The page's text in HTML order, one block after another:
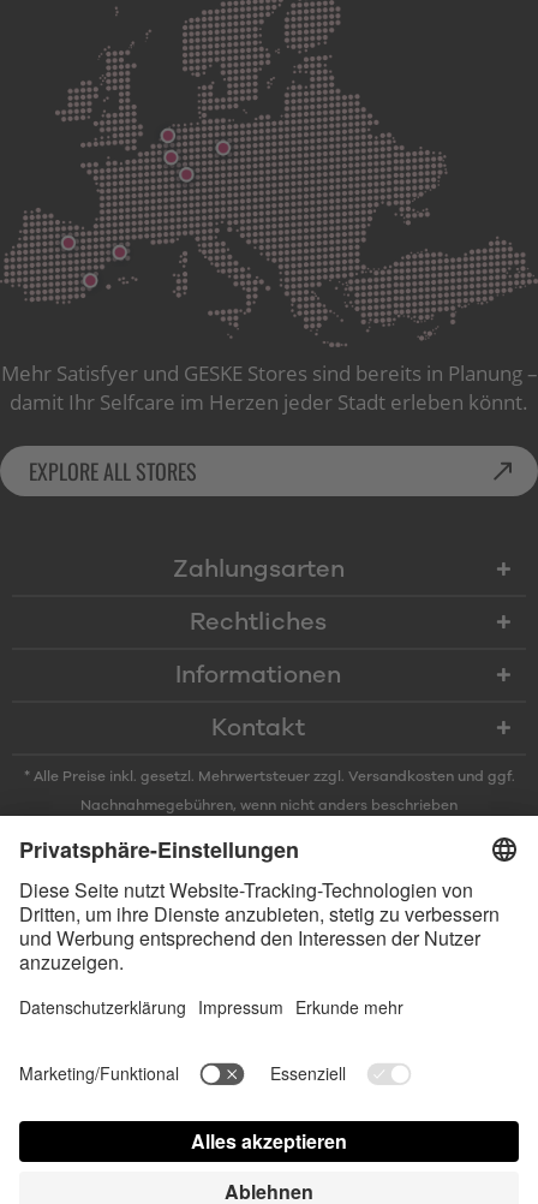
Mehr Satisfyer und GESKE Stores sind bereits in Planung –
damit Ihr Selfcare im Herzen jeder Stadt erleben könnt.
EXPLORE ALL STORES
Zahlungsarten
Rechtliches
Informationen
Kontakt
* Alle Preise inkl. gesetzl. Mehrwertsteuer zzgl. Versandkostenund ggf.
Nachnahmegebühren, wenn nicht anders beschrieben
und Eigentum der Bluetooth SIG, Inc. Die Nutzung dieser Marken durch
Satisfyer GmbH erfolgt unter Lizenz.
Apple und das Apple-Logo sind eingetragene Marken von Apple Inc.
Google Play und das Google Play-Logo sind Marken von Google LLC.